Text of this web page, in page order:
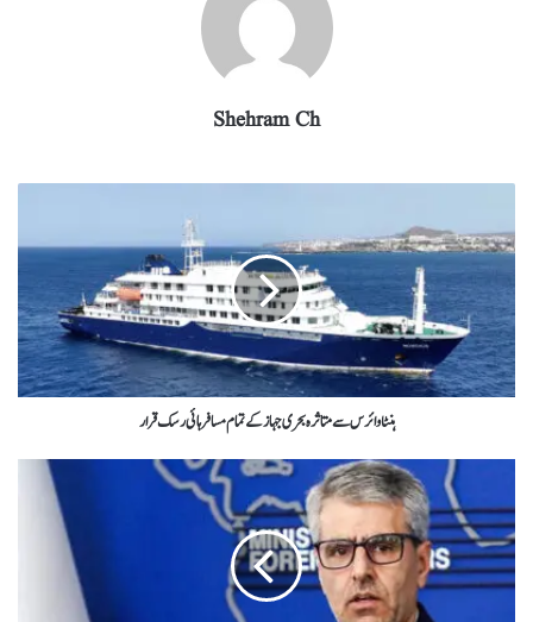
Shehram Ch
ہنٹا وائرس سے متاثرہ بحری جہاز کے تمام مسافر ہائی رسک قرار